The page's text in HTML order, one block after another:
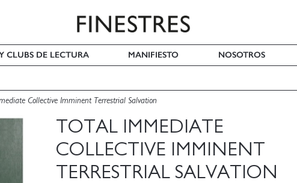
CLUBS DE LECTURA MANIFIESTO NOSOTROS
Collective Imminent Terrestrial Salvation
TOTAL IMMEDIATE
COLLECTIVE IMMINENT
TERRESTRIAL SALVATION